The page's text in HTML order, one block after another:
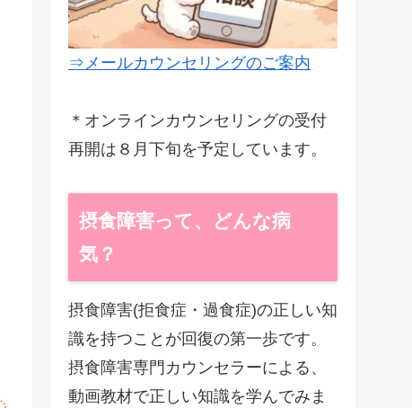
⇒メールカウンセリングのご案内
＊オンラインカウンセリングの受付
再開は８月下旬を予定しています。
摂食障害って、どんな病
気？
摂食障害(拒食症・過食症)の正しい知
識を持つことが回復の第一歩です。
摂食障害専門カウンセラーによる、
動画教材で正しい知識を学んでみま